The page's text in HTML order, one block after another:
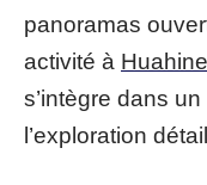
panoramas
activité à
s’intègre dans
l’exploration